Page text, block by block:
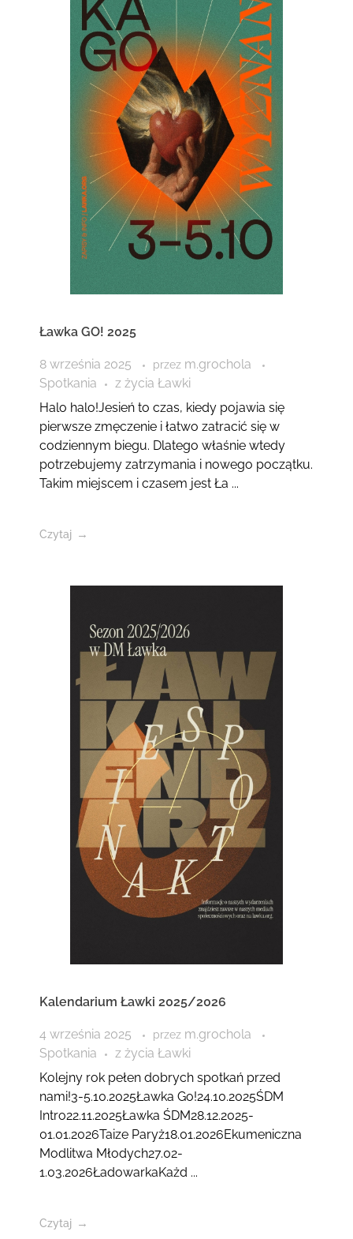
Ławka GO! 2025
8 września 2025 przez m.grochola
Spotkania
z życia Ławki
Halo halo!Jesień to czas, kiedy pojawia się
pierwsze zmęczenie i łatwo zatracić się w
codziennym biegu. Dlatego właśnie wtedy
potrzebujemy zatrzymania i nowego początku.
Takim miejscem i czasem jest Ła ...
Czytaj
Kalendarium Ławki 2025/2026
4 września 2025 przez m.grochola
Spotkania
z życia Ławki
Kolejny rok pełen dobrych spotkań przed
nami!3-5.10.2025Ławka Go!24.10.2025ŚDM
Intro22.11.2025Ławka ŚDM28.12.2025-
01.01.2026Taize Paryż18.01.2026Ekumeniczna
Modlitwa Młodych27.02-
1.03.2026ŁadowarkaKażd ...
Czytaj